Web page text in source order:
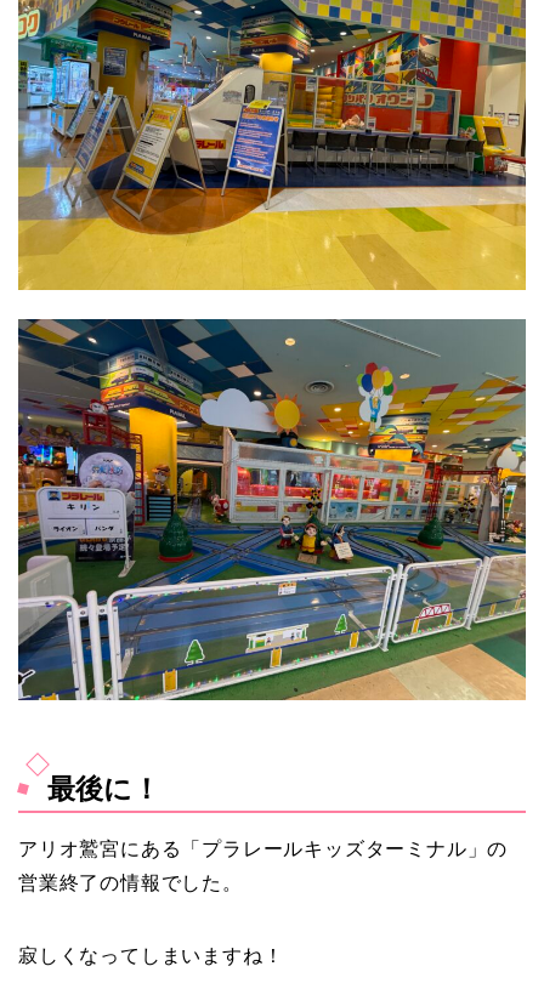
最後に！
アリオ鷲宮にある「プラレールキッズターミナル」の
営業終了の情報でした。
寂しくなってしまいますね！